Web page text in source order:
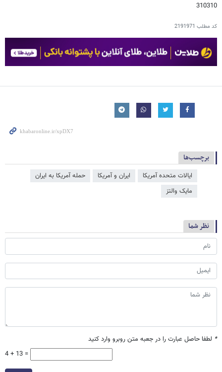
310310
کد مطلب 2191971
برچسب‌ها
ایالات متحده آمریکا ایران و آمریکا
حمله آمریکا به ایران
مایک والتز
نظر شما
* لطفا حاصل عبارت را در جعبه متن روبرو وارد کنید
4 + 13 =